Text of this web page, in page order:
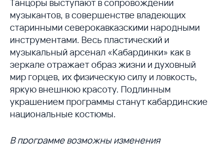
музыкантов, в совершенстве владеющих
старинными северокавказскими народными
инструментами. Весь пластический и
музыкальный арсенал «Кабардинки» как в
зеркале отражает образ жизни и духовный
мир горцев, их физическую силу и ловкость,
яркую внешнюю красоту. Подлинным
украшением программы станут кабардинские
национальные костюмы.
В программе возможны изменения